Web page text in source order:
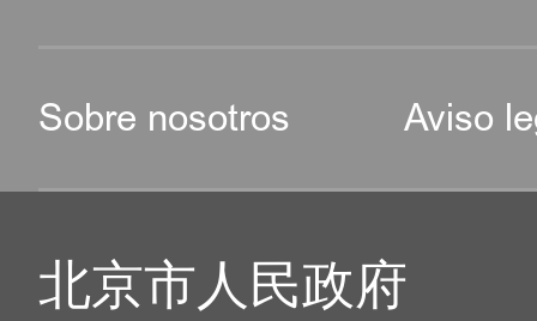
Sobre nosotros Aviso
北京市人民政府